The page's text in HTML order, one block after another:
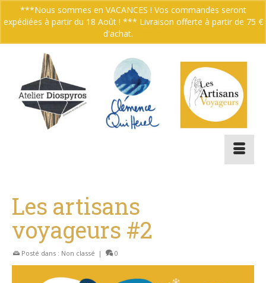
Votre panier 0.00€
Les artisans
voyageurs #2
Posté dans : Non classé | 0
***Nous sommes en VACANCES ! Vos commandes seront
expédiées à partir du 18 Août ! *** Livraison offerte à partir de 75 €
d'achat.